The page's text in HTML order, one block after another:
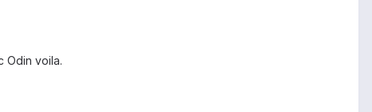
Odin voila.